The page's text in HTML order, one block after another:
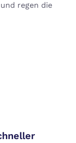
regen die